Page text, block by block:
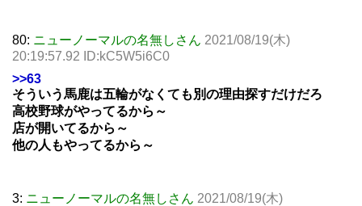
80: ニューノーマルの名無しさん 2021/08/19(木)
20:19:57.92 ID:kC5W5i6C0
>>63
そういう馬鹿は五輪がなくても別の理由探すだけだろ
高校野球がやってるから～
店が開いてるから～
他の人もやってるから～
3: ニューノーマルの名無しさん 2021/08/19(木)